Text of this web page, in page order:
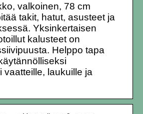
valkoinen, 78 cm
takit, hatut, asusteet ja
Yksinkertaisen
kalusteet on
Helppo tapa
vaatteille, laukuille ja